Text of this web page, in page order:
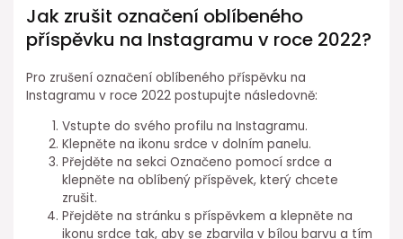
Jak zrušit označení oblíbeného
příspěvku na Instagramu v roce 2022?
Pro zrušení označení oblíbeného příspěvku na
Instagramu v roce 2022 postupujte následovně:
Vstupte do svého profilu na Instagramu.
Klepněte na ikonu srdce v dolním panelu.
Přejděte na sekci Označeno pomocí srdce a
klepněte na oblíbený příspěvek, který chcete
zrušit.
Přejděte na stránku s příspěvkem a klepněte na
ikonu srdce tak, aby se zbarvila v bílou barvu a tím